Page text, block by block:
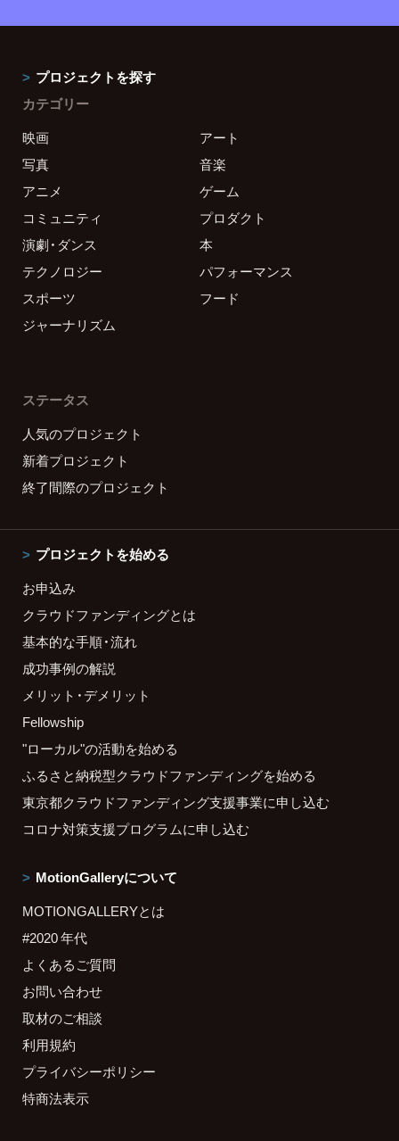
プロジェクトを探す
カテゴリー
映画
アート
写真
音楽
アニメ
ゲーム
コミュニティ
プロダクト
演劇・ダンス
本
テクノロジー
パフォーマンス
スポーツ
フード
ジャーナリズム
ステータス
人気のプロジェクト
新着プロジェクト
終了間際のプロジェクト
プロジェクトを始める
お申込み
クラウドファンディングとは
基本的な手順・流れ
成功事例の解説
メリット・デメリット
Fellowship
"ローカル"の活動を始める
ふるさと納税型クラウドファンディングを始める
東京都クラウドファンディング支援事業に申し込む
コロナ対策支援プログラムに申し込む
MotionGalleryについて
MOTIONGALLERYとは
#2020 年代
よくあるご質問
お問い合わせ
取材のご相談
利用規約
プライバシーポリシー
特商法表示